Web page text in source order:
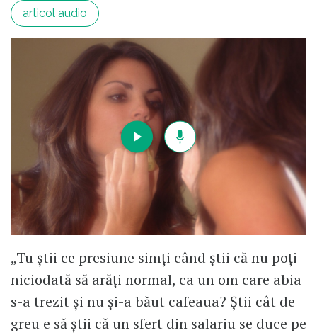
articol audio
„Tu știi ce presiune simți când știi că nu poți
niciodată să arăți normal, ca un om care abia
s-a trezit și nu și-a băut cafeaua? Știi cât de
greu e să știi că un sfert din salariu se duce pe